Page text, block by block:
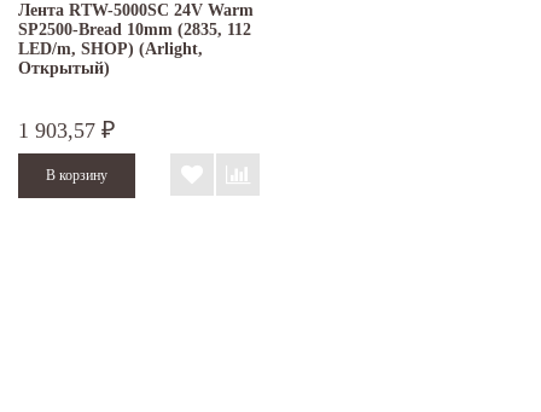
Лента RTW-5000SC 24V Warm
SP2500-Bread 10mm (2835, 112
LED/m, SHOP) (Arlight,
Открытый)
1 903,57 ₽